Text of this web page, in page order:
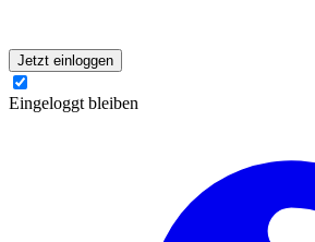
Jetzt einloggen
Eingeloggt bleiben